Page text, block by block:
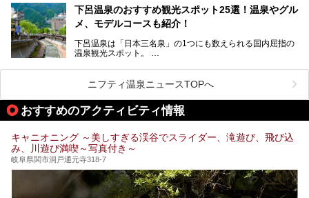
らの利用客も増え、ますます賑わいを見せています。そこで
今回は、平湯温泉の観光スポットとおすすめの温泉施設を紹
介します。気になる温泉をぜひチェックしてみてください。
下呂温泉のおすすめ観光スポット25選！温泉やグル
メ、モデルコースも紹介！
下呂温泉は「日本三名泉」の1つにも数えられる国内屈指の
温泉観光スポット。
のグルメを楽しんだり、周辺にある名所にも足を伸ばしたり
したいもの。
本記事では、下呂温泉エリアにあるおすすめの観光スポット
をご紹介するとともに散策する際のモデルコースもご提案。
下呂温泉観光をたっぷりとガイドします！
ニフティ温泉ニュースTOPへ
おすすめのアクティビティ情報
キャニオニング ～美しすぎる渓谷でスライダー、滝遊び、飛び込
み、川遊び満喫～写真付き～
岐阜県関市洞戸通元寺318-7